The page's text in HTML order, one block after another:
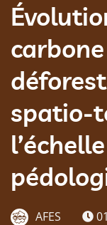
spatio-
AFES